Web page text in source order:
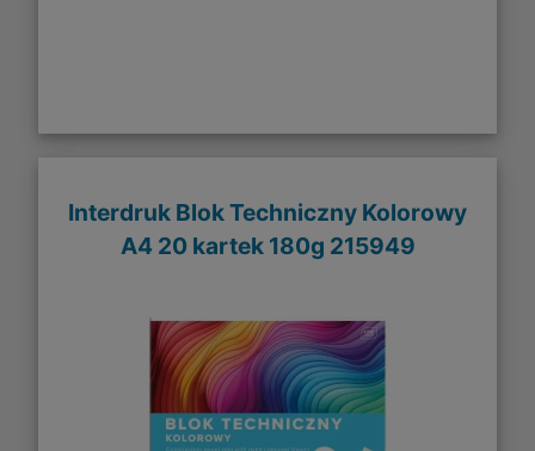
Interdruk Blok Techniczny Kolorowy
A4 20 kartek 180g 215949